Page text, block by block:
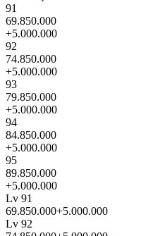
91
69.850.000
+5.000.000
92
74.850.000
+5.000.000
93
79.850.000
+5.000.000
94
84.850.000
+5.000.000
95
89.850.000
+5.000.000
Lv 91
69.850.000+5.000.000
Lv 92